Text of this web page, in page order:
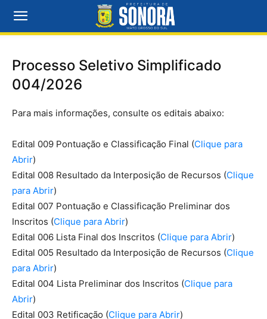
Processo Seletivo Simplificado
004/2026
Para mais informações, consulte os editais abaixo:
Edital 009 Pontuação e Classificação Final (Clique para
Abrir)
Edital 008 Resultado da Interposição de Recursos (Clique
para Abrir)
Edital 007 Pontuação e Classificação Preliminar dos
Inscritos (Clique para Abrir)
Edital 006 Lista Final dos Inscritos (Clique para Abrir)
Edital 005 Resultado da Interposição de Recursos (Clique
para Abrir)
Edital 004 Lista Preliminar dos Inscritos (Clique para
Abrir)
Edital 003 Retificação (Clique para Abrir)